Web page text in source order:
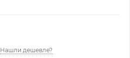
Нашли дешевле?